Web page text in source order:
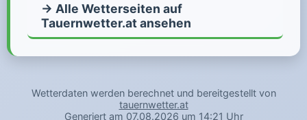
→ Alle Wetterseiten auf
Tauernwetter.at ansehen
Wetterdaten werden berechnet und bereitgestellt von
tauernwetter.at
Generiert am 07.08.2026 um 14:21 Uhr